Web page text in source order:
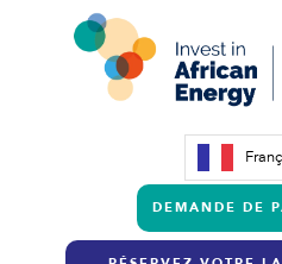
DEMANDE DE